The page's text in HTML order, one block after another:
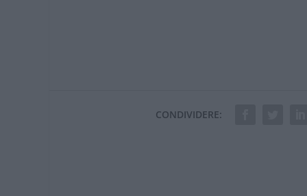
CONDIVIDERE: